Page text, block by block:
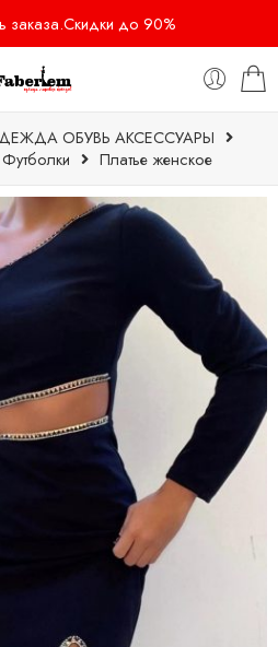
заказа.Скидки до 90%
ОБУВЬ АКСЕССУАРЫ
Платье женское